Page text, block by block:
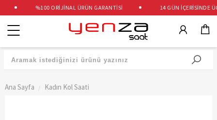
%100 ORİJİNAL ÜRÜN GARANTİSİ 14 GÜN İÇERİSİNDE
Kategoriler
Ana Sayfa Kadın Kol Saati